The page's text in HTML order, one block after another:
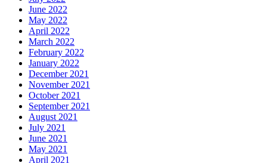
June 2022
May 2022
April 2022
March 2022
February 2022
January 2022
December 2021
November 2021
October 2021
September 2021
August 2021
July 2021
June 2021
May 2021
April 2021